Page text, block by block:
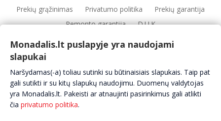
Prekių grąžinimas
Privatumo politika
Prekių garantija
Remonto garantija
D.U.K
Automobilių servisai Automobilių dalys
Apie mus
Kontaktai
Monadalis.lt puslapyje yra naudojami
slapukai
Naršydamas(-a) toliau sutinki su būtinaisiais slapukais. Taip pat
gali sutikti ir su kitų slapukų naudojimu. Duomenų valdytojas
yra Monadalis.lt. Pakeisti ar atnaujinti pasirinkimus gali atlikti
čia privatumo politika.